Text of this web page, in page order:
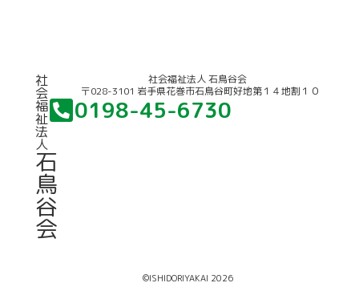
社
会
福
祉
法
人
石
鳥
谷
会
社会福祉法人 石鳥谷会
〒028-3101 岩手県花巻市石鳥谷町好地第１４地割１０
0198-45-6730
©ISHIDORIYAKAI 2026